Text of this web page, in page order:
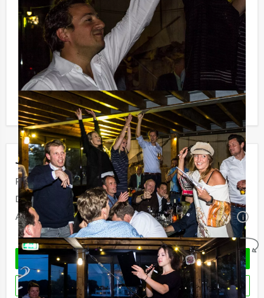
Jouw uitje
Prijs: Vanaf€ 64,50 p.p. excl. BTW
Duur:
1 uur en 30 minuten
Aantal:
Minimaal 25 personen i
Geheel vrijblijvend
OFFERTE AANVRAGEN
RESERVEREN
vaararrangement huren, inclusief schipper! U weet:
weinig is onmogelijk! Informeer naar de
mogelijkheden.
Komt u niet aan het minimale aantal deelnemers voor
dit uitje? Als u bereid bent voor het minimale aantal te
betalen, kunt u ook gewoon voor minder personen
boeken!